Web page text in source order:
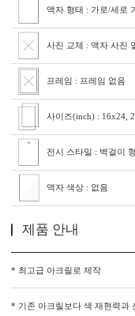
액자 형태 : 가로/세로
사진 교체 : 액자 사진
프레임 : 프레임 없음
사이즈(inch) : 16x24,
전시 스타일 : 벽걸이
액자 색상 : 없음
제품 안내
* 최고급 아크릴로 제작
* 기존 아크릴보다 색 재현력과